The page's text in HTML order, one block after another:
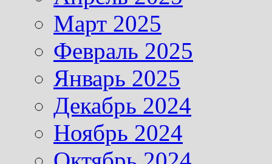
Март 2025
Февраль 2025
Январь 2025
Декабрь 2024
Ноябрь 2024